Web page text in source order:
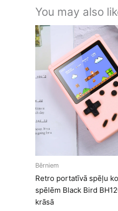
You may also
Bērniem
Retro portatīvā spēļu
spēlēm Black Bird
krāsā